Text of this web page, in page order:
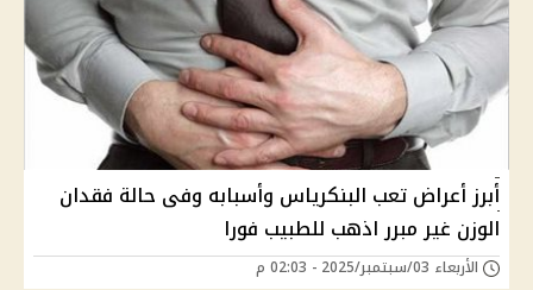
أبرز أعراض تعب البنكرياس وأسبابه وفى حالة فقدان
الوزن غير مبرر اذهب للطبيب فورا
الأربعاء 03/سبتمبر/2025 - 02:03 م